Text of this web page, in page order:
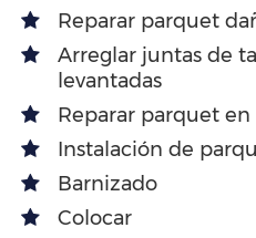
Reparar parquet
Arreglar juntas de
levantadas
Reparar parquet en
Instalación de
Barnizado
Colocar